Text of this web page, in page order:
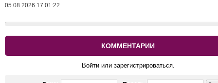
05.08.2026 17:01:22
КОММЕНТАРИИ
Войти или зарегистрироваться.